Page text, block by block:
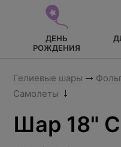
ДЕНЬ
РОЖДЕНИЯ
Гелиевые шары
Самолеты
Шар 18"